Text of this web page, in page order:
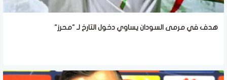
هدف في مرمى السودان يساوي دخول التارخ لـ "محرز"